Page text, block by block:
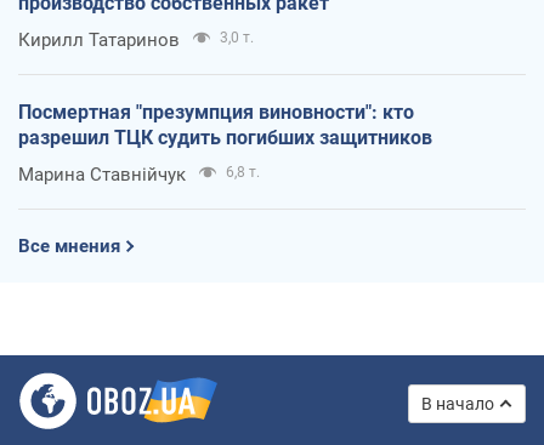
Кирилл Татаринов 3,0 т.
Посмертная "презумпция виновности": кто
разрешил ТЦК судить погибших защитников
Марина Ставнійчук 6,8 т.
Все мнения
В начало